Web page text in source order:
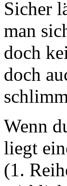
Sicher
man
doch
doch
Wenn
liegt
(1.